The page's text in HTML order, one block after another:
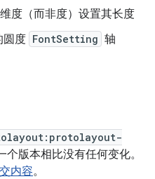
度（而非度）设置其长度
圆度 FontSetting 轴
个版本相比没有任何变化。
内容。